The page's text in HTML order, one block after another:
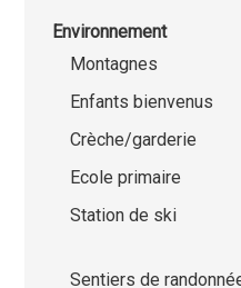
Environnement
Montagnes
Enfants bienvenus
Crèche/garderie
Ecole primaire
Station de ski
Sentiers de